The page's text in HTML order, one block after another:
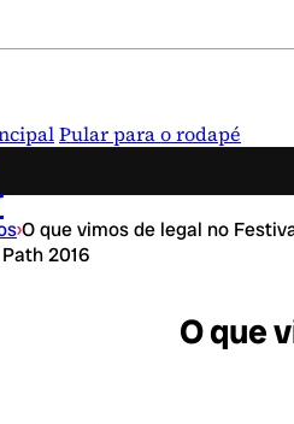
Pular para o rodapé
›O que vimos de legal no
Path 2016
O que